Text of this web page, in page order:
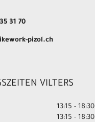
31 70
pizol.ch
VILTERS
13:15 - 18:30
13:15 - 18:30